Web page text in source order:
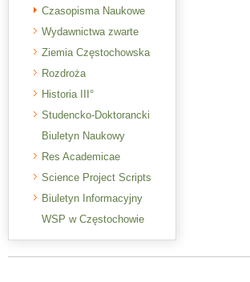
Czasopisma Naukowe
Wydawnictwa zwarte
Ziemia Częstochowska
Rozdroża
Historia III°
Studencko-Doktorancki
Biuletyn Naukowy
Res Academicae
Science Project Scripts
Biuletyn Informacyjny
WSP w Częstochowie